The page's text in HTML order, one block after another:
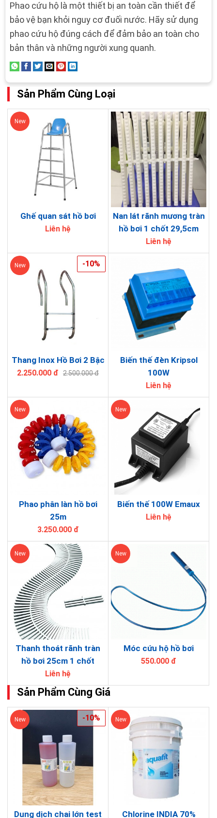
Phao cứu hộ là một thiết bị an toàn cần thiết để
bảo vệ bạn khỏi nguy cơ đuối nước. Hãy sử dụng
phao cứu hộ đúng cách để đảm bảo an toàn cho
bản thân và những người xung quanh.
Sản Phẩm Cùng Loại
New
Ghế quan sát hồ bơi
Liên hệ
Nan lát rãnh mương tràn
hồ bơi 1 chốt 29,5cm
Liên hệ
New
Thang Inox Hồ Bơi 2 Bậc
-10%
2.250.000 đ 2.500.000 đ
Biến thế đèn Kripsol
100W
Liên hệ
New
Phao phân làn hồ bơi
25m
3.250.000 đ
New
Biến thế 100W Emaux
Liên hệ
New
Thanh thoát rãnh tràn
hồ bơi 25cm 1 chốt
Liên hệ
New
Móc cứu hộ hồ bơi
550.000 đ
Sản Phẩm Cùng Giá
New
Dung dịch chai lớn test
-10% New
Chlorine INDIA 70%